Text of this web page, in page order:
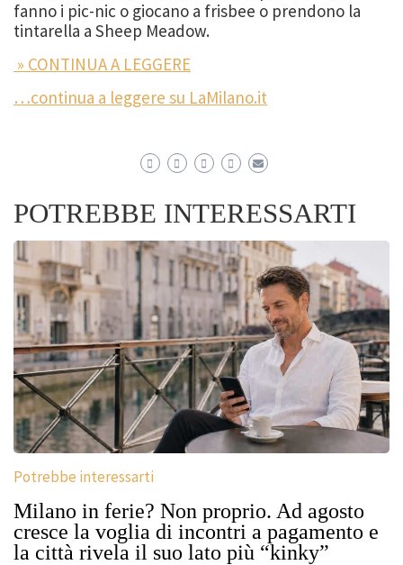
fanno i pic-nic o giocano a frisbee o prendono la
tintarella a Sheep Meadow.
» CONTINUA A LEGGERE
…continua a leggere su LaMilano.it
POTREBBE INTERESSARTI
Potrebbe interessarti
Milano in ferie? Non proprio. Ad agosto
cresce la voglia di incontri a pagamento e
la città rivela il suo lato più “kinky”